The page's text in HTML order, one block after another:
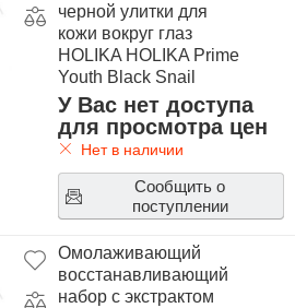
черной улитки для
кожи вокруг глаз
HOLIKA HOLIKA Prime
Youth Black Snail
Repair Eye Cream
У Вас нет доступа
для просмотра цен
Нет в наличии
Сообщить о
поступлении
Омолаживающий
восстанавливающий
набор с экстрактом